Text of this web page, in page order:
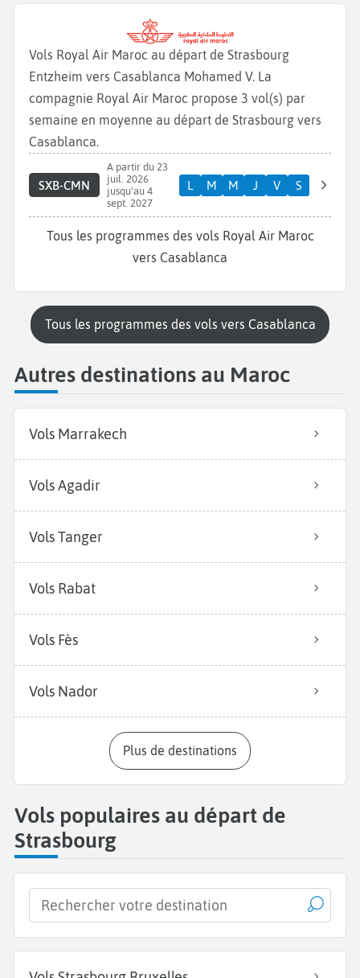
Vols Royal Air Maroc au départ de Strasbourg
Entzheim vers Casablanca Mohamed V. La
compagnie Royal Air Maroc propose 3 vol(s) par
semaine en moyenne au départ de Strasbourg vers
Casablanca.
SXB-CMN
A partir du 23
juil. 2026
jusqu'au 4
sept. 2027
L M M J V S
Tous les programmes des vols Royal Air Maroc
vers Casablanca
Tous les programmes des vols vers Casablanca
Autres destinations au Maroc
Vols Marrakech
Vols Agadir
Vols Tanger
Vols Rabat
Vols Fès
Vols Nador
Plus de destinations
Vols populaires au départ de
Strasbourg